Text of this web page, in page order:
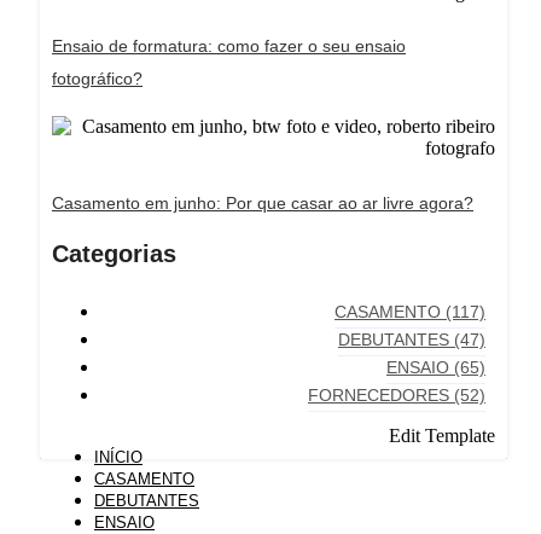
Ensaio de formatura: como fazer o seu ensaio
fotográfico?
Casamento em junho: Por que casar ao ar livre agora?
Categorias
CASAMENTO (117)
DEBUTANTES (47)
ENSAIO (65)
FORNECEDORES (52)
Edit Template
INÍCIO
CASAMENTO
DEBUTANTES
ENSAIO